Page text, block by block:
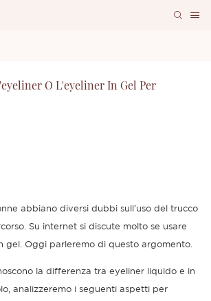
O L'eyeliner In Gel Per
abbiano diversi dubbi sull'uso del trucco
Su internet si discute molto se usare
gel. Oggi parleremo di questo argomento.
la differenza tra eyeliner liquido e in
analizzeremo i seguenti aspetti per